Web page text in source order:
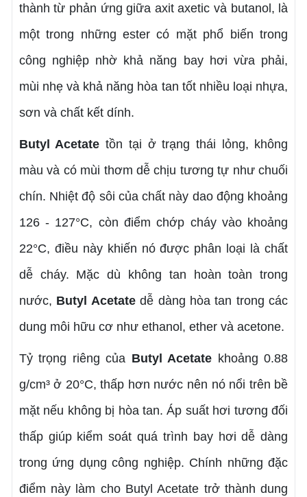
thành từ phản ứng giữa axit axetic và butanol, là
một trong những ester có mặt phổ biến trong
công nghiệp nhờ khả năng bay hơi vừa phải,
mùi nhẹ và khả năng hòa tan tốt nhiều loại nhựa,
sơn và chất kết dính.
Butyl Acetate tồn tại ở trạng thái lỏng, không
màu và có mùi thơm dễ chịu tương tự như chuối
chín. Nhiệt độ sôi của chất này dao động khoảng
126 - 127°C, còn điểm chớp cháy vào khoảng
22°C, điều này khiến nó được phân loại là chất
dễ cháy. Mặc dù không tan hoàn toàn trong
nước, Butyl Acetatedễ dàng hòa tan trong các
dung môi hữu cơ như ethanol, ether và acetone.
Tỷ trọng riêng của Butyl Acetate khoảng 0.88
g/cm³ ở 20°C, thấp hơn nước nên nó nổi trên bề
mặt nếu không bị hòa tan. Áp suất hơi tương đối
thấp giúp kiểm soát quá trình bay hơi dễ dàng
trong ứng dụng công nghiệp. Chính những đặc
điểm này làm cho Butyl Acetate trở thành dung